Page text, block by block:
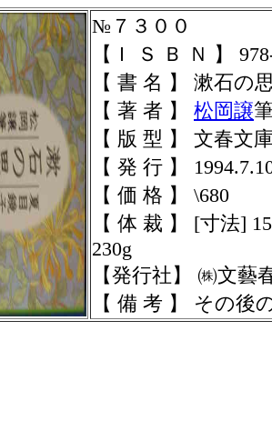
№ ７３００
【Ｉ Ｓ Ｂ Ｎ 】
【 書 名 】 漱石の
【 著 者 】 松岡譲
【 版 型 】 文春文
【 発 行 】
【 価 格 】 \680
【 体 裁 】
[寸法]
230g
【発行社】 ㈱文藝
【 備 考 】 その